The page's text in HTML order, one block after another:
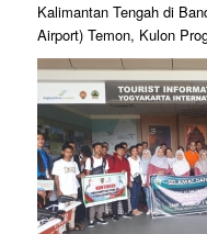
Kalimantan Tengah di
Airport) Temon, Kulon